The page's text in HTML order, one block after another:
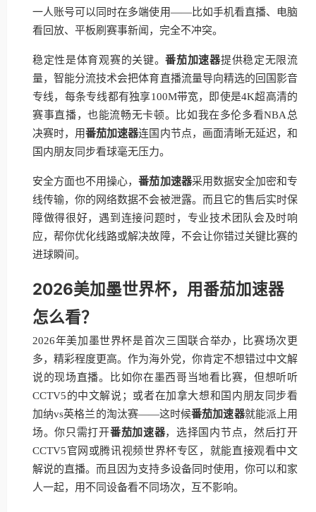
一人账号可以同时在多端使用——比如手机看直播、电脑
看回放、平板刷赛事新闻，完全不冲突。
稳定性是体育观赛的关键。番茄加速器提供稳定无限流
量，智能分流技术会把体育直播流量导向精选的回国影音
专线，每条专线都有独享100M带宽，即使是4K超高清的
赛事直播，也能流畅无卡顿。比如我在多伦多看NBA总
决赛时，用番茄加速器连国内节点，画面清晰无延迟，和
国内朋友同步看球毫无压力。
安全方面也不用操心，番茄加速器采用数据安全加密和专
线传输，你的网络数据不会被泄露。而且它的售后实时保
障做得很好，遇到连接问题时，专业技术团队会及时响
应，帮你优化线路或解决故障，不会让你错过关键比赛的
进球瞬间。
2026美加墨世界杯，用番茄加速器
怎么看？
2026年美加墨世界杯是首次三国联合举办，比赛场次更
多，精彩程度更高。作为海外党，你肯定不想错过中文解
说的现场直播。比如你在墨西哥当地看比赛，但想听听
CCTV5的中文解说；或者在加拿大想和国内朋友同步看
加纳vs英格兰的淘汰赛——这时候番茄加速器就能派上用
场。你只需打开番茄加速器，选择国内节点，然后打开
CCTV5官网或腾讯视频世界杯专区，就能直接观看中文
解说的直播。而且因为支持多设备同时使用，你可以和家
人一起，用不同设备看不同场次，互不影响。